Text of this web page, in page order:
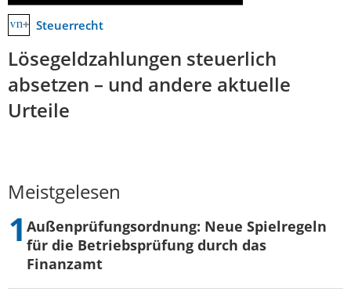
Steuerrecht
Lösegeldzahlungen steuerlich
absetzen – und andere aktuelle
Urteile
Meistgelesen
Außenprüfungsordnung: Neue Spielregeln
für die Betriebsprüfung durch das
Finanzamt